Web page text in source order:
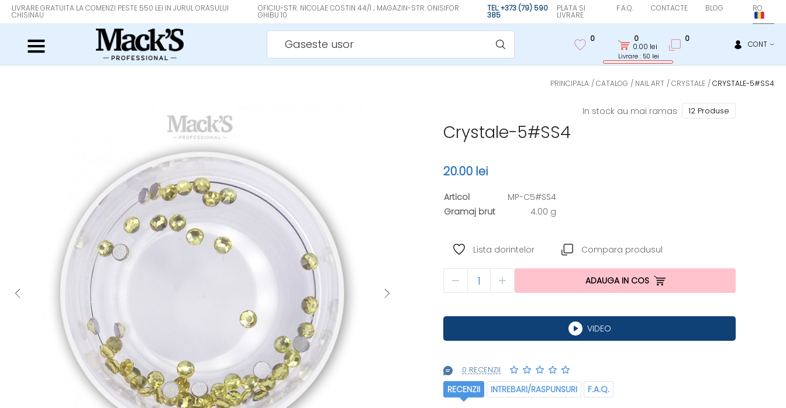
LIVRARE GRATUITA LA COMENZI PESTE 550 LEI IN JURUL ORASULUI
CHISINAU
OFICIU-STR. NICOLAE COSTIN 44/1 ; MAGAZIN-STR. ONISIFOR
GHIBU 10
TEL: +373 (79) 590
385
PLATA SI
LIVRARE
F.A.Q. CONTACTE BLOG RO
Gaseste usor 0
0
0.00 lei
Livrare : 50 lei
0
CONT
PRINCIPALA CATALOG NAIL ART CRYSTALE CRYSTALE-5#SS4
In stock au mai ramas 12 Produse
Crystale-5#SS4
20.00 lei
Articol
MP-C5#SS4
Gramaj brut
4.00 g
Lista dorintelor Compara produsul
ADAUGA IN COS
VIDEO
0 RECENZII
RECENZII INTREBARI/RASPUNSURI F.A.Q.